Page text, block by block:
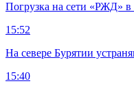
Погрузка на сети «РЖД»
15:52
На севере Бурятии
15:40